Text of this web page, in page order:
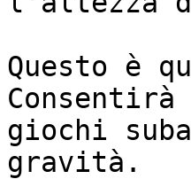
Questo è
giochi
gravità.